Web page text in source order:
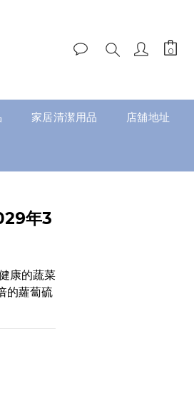
家居清潔用品 店舖地址
年3
康的蔬菜
的蘿蔔硫